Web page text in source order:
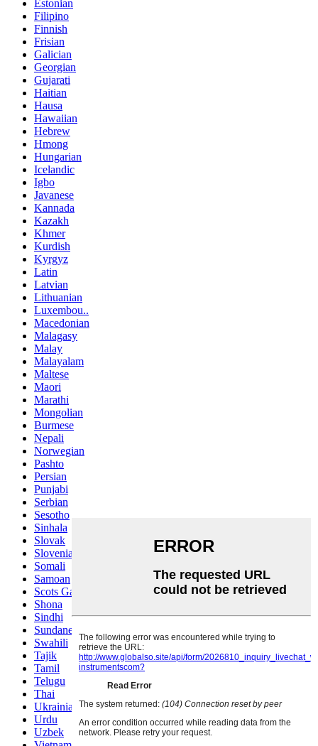
Estonian
Filipino
Finnish
Frisian
Galician
Georgian
Gujarati
Haitian
Hausa
Hawaiian
Hebrew
Hmong
Hungarian
Icelandic
Igbo
Javanese
Kannada
Kazakh
Khmer
Kurdish
Kyrgyz
Latin
Latvian
Lithuanian
Luxembou..
Macedonian
Malagasy
Malay
Malayalam
Maltese
Maori
Marathi
Mongolian
Burmese
Nepali
Norwegian
Pashto
Persian
Punjabi
Serbian
Sesotho
Sinhala
Slovak
Slovenian
Somali
Samoan
Scots Gaelic
Shona
Sindhi
Sundanese
Swahili
Tajik
Tamil
Telugu
Thai
Ukrainian
Urdu
Uzbek